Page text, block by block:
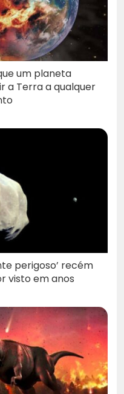
um planeta
a Terra a qualquer
perigoso’ recém
visto em anos